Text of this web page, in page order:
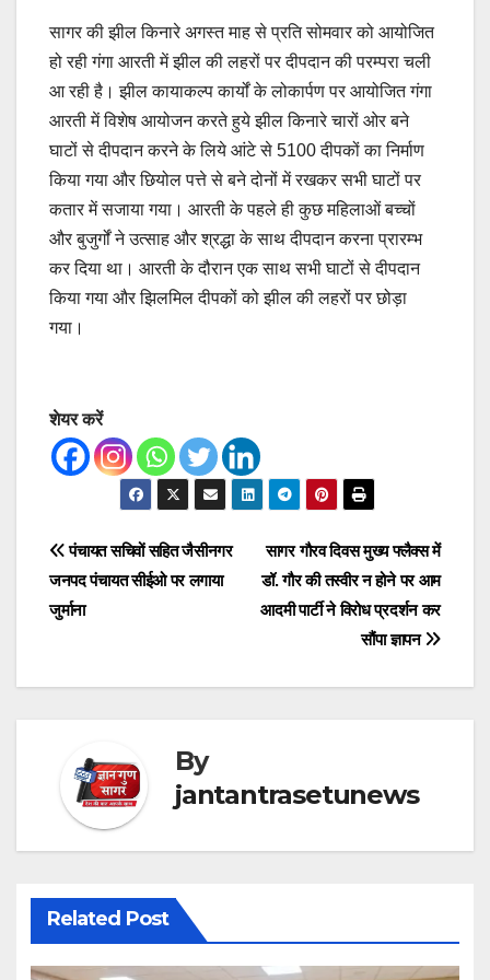
सागर की झील किनारे अगस्त माह से प्रति सोमवार को आयोजित
हो रही गंगा आरती में झील की लहरों पर दीपदान की परम्परा चली
आ रही है। झील कायाकल्प कार्यों के लोकार्पण पर आयोजित गंगा
आरती में विशेष आयोजन करते हुये झील किनारे चारों ओर बने
घाटों से दीपदान करने के लिये आंटे से 5100 दीपकों का निर्माण
किया गया और छियोल पत्ते से बने दोनों में रखकर सभी घाटों पर
कतार में सजाया गया। आरती के पहले ही कुछ महिलाओं बच्चों
और बुजुर्गों ने उत्साह और श्रद्धा के साथ दीपदान करना प्रारम्भ
कर दिया था। आरती के दौरान एक साथ सभी घाटों से दीपदान
किया गया और झिलमिल दीपकों को झील की लहरों पर छोड़ा
गया।
शेयर करें
Post
navigation
सागर गौरव दिवस मुख्य फ्लैक्स में
डॉ. गौर की तस्वीर न होने पर आम
आदमी पार्टी ने विरोध प्रदर्शन कर
सौंपा ज्ञापन
पंचायत सचिवों सहित जैसीनगर
जनपद पंचायत सीईओ पर लगाया
जुर्माना
By
jantantrasetunews
Related Post